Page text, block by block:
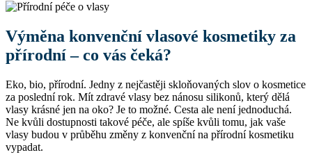
Výměna konvenční vlasové kosmetiky za
přírodní – co vás čeká?
Eko, bio, přírodní. Jedny z nejčastěji skloňovaných slov o kosmetice
za poslední rok. Mít zdravé vlasy bez nánosu silikonů, který dělá
vlasy krásné jen na oko? Je to možné. Cesta ale není jednoduchá.
Ne kvůli dostupnosti takové péče, ale spíše kvůli tomu, jak vaše
vlasy budou v průběhu změny z konvenční na přírodní kosmetiku
vypadat.